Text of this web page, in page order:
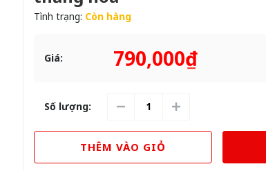
Tình trạng: Còn hàng
Giá: 790,000₫
Số lượng:
THÊM VÀO GIỎ